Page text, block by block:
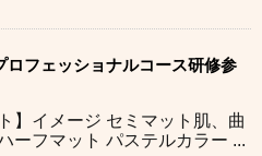
ロフェッショナルコース研修参
】イメージ セミマット肌、曲
ーフマット パステルカラー ...